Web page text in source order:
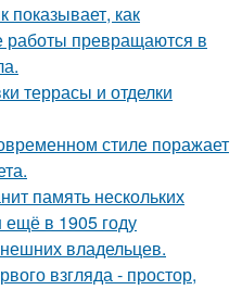
показывает, как
работы превращаются в
террасы и отделки
стиле поражает
память нескольких
ещё в 1905 году
владельцев.
взгляда - простор,